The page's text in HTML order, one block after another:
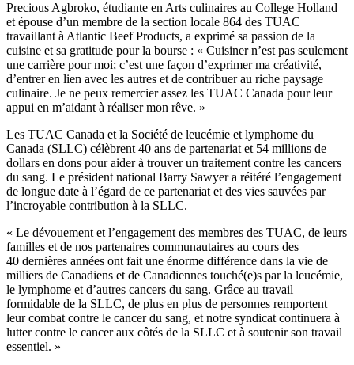
Precious Agbroko, étudiante en Arts culinaires au College Holland
et épouse d’un membre de la section locale 864 des TUAC
travaillant à Atlantic Beef Products, a exprimé sa passion de la
cuisine et sa gratitude pour la bourse : « Cuisiner n’est pas seulement
une carrière pour moi; c’est une façon d’exprimer ma créativité,
d’entrer en lien avec les autres et de contribuer au riche paysage
culinaire. Je ne peux remercier assez les TUAC Canada pour leur
appui en m’aidant à réaliser mon rêve. »
Les TUAC Canada et la Société de leucémie et lymphome du
Canada (SLLC) célèbrent 40 ans de partenariat et 54 millions de
dollars en dons pour aider à trouver un traitement contre les cancers
du sang. Le président national Barry Sawyer a réitéré l’engagement
de longue date à l’égard de ce partenariat et des vies sauvées par
l’incroyable contribution à la SLLC.
« Le dévouement et l’engagement des membres des TUAC, de leurs
familles et de nos partenaires communautaires au cours des
40 dernières années ont fait une énorme différence dans la vie de
milliers de Canadiens et de Canadiennes touché(e)s par la leucémie,
le lymphome et d’autres cancers du sang. Grâce au travail
formidable de la SLLC, de plus en plus de personnes remportent
leur combat contre le cancer du sang, et notre syndicat continuera à
lutter contre le cancer aux côtés de la SLLC et à soutenir son travail
essentiel. »